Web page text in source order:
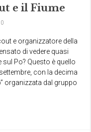
e il Fiume
0
e organizzatore della
di vedere quasi
Po? Questo è quello
con la decima
organizzata dal gruppo